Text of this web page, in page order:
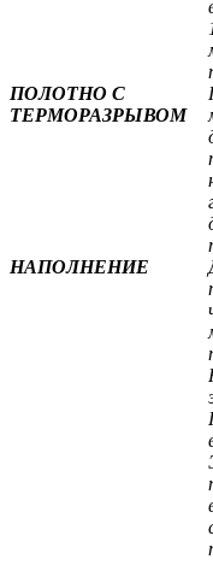
ПОЛОТНО С
ТЕРМОРАЗРЫВОМ
НАПОЛНЕНИЕ